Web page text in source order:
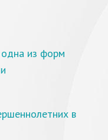
одна из форм
в